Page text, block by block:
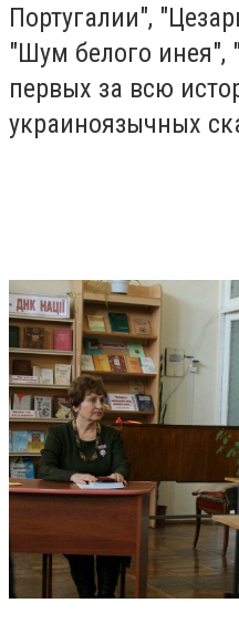
Португалии",
"Шум белого инея",
первых за всю
украиноязычных